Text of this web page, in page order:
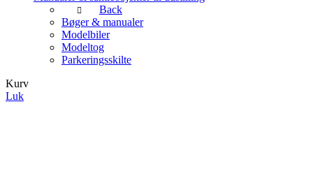
Back
Bøger & manualer
Modelbiler
Modeltog
Parkeringsskilte
Kurv
Luk